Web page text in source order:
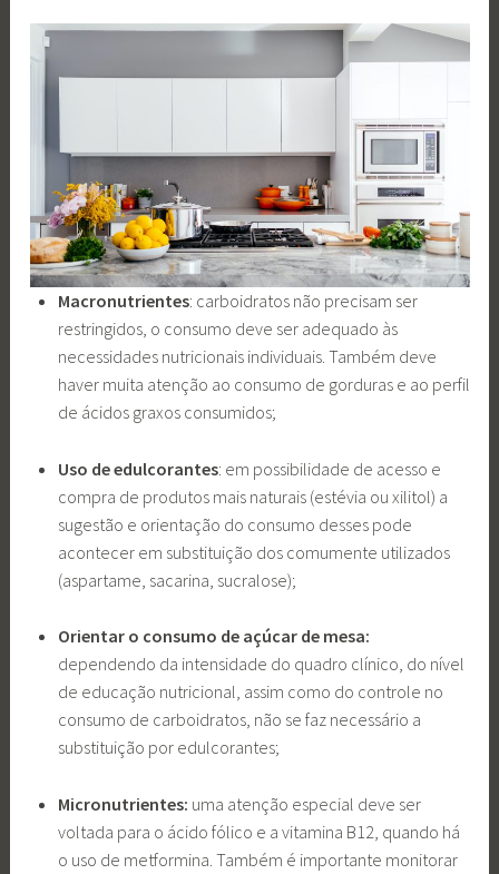
Macronutrientes: carboidratos não precisam ser
restringidos, o consumo deve ser adequado às
necessidades nutricionais individuais. Também deve
haver muita atenção ao consumo de gorduras e ao perfil
de ácidos graxos consumidos;
Uso de edulcorantes: em possibilidade de acesso e
compra de produtos mais naturais (estévia ou xilitol) a
sugestão e orientação do consumo desses pode
acontecer em substituição dos comumente utilizados
(aspartame, sacarina, sucralose);
Orientar o consumo de açúcar de mesa:
dependendo da intensidade do quadro clínico, do nível
de educação nutricional, assim como do controle no
consumo de carboidratos, não se faz necessário a
substituição por edulcorantes;
Micronutrientes: uma atenção especial deve ser
voltada para o ácido fólico e a vitamina B12, quando há
o uso de metformina. Também é importante monitorar